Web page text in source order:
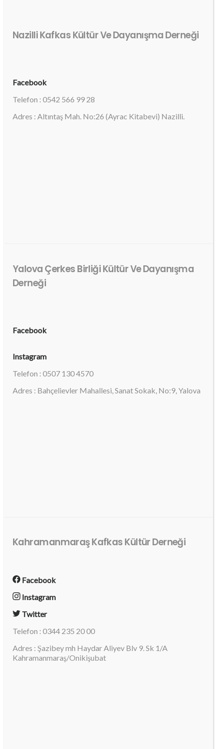
Nazilli Kafkas Kültür Ve Dayanışma Derneği
Facebook
Telefon : 0542 566 99 28
Adres : Altıntaş Mah. No:26 (Ayrac Kitabevi) Nazilli.
Yalova Çerkes Birliği Kültür Ve Dayanışma
Derneği
Facebook
Instagram
Telefon : 0507 130 4570
Adres : Bahçelievler Mahallesi, Sanat Sokak, No:9, Yalova
Kahramanmaraş Kafkas Kültür Derneği
Facebook
Instagram
Twitter
Telefon : 0344 235 20 00
Adres : Şazibey mh Haydar Aliyev Blv 9. Sk 1/A
Kahramanmaraş/Onikişubat